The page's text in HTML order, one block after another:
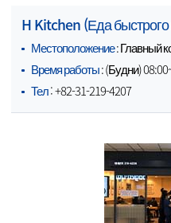
H Kitchen (Еда
Местоположение: Главный
Время работы: (Будни)
Тел: +82-31-219-4207